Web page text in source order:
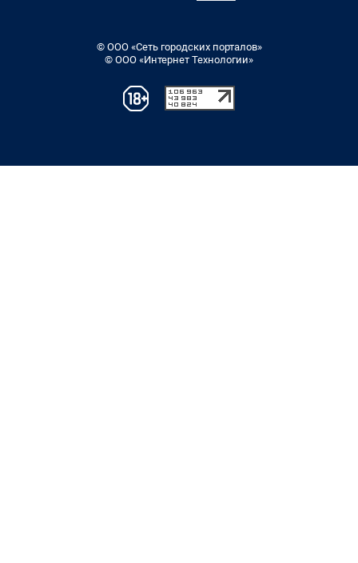
© ООО «Сеть городских порталов»
© ООО «Интернет Технологии»